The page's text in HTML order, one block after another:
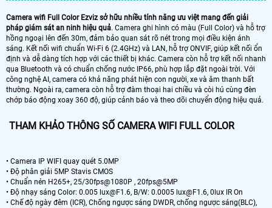
Camera wifi Full Color Ezviz sở hữu nhiều tính năng ưu việt mang đến giải
pháp giám sát an ninh hiệu quả. Camera ghi hình có màu (Full Color) và hỗ trợ
hồng ngoại lên đến 30m, đảm bảo quan sát rõ nét trong mọi điều kiện ánh
sáng. Kết nối wifi chuẩn Wi-Fi 6 (2.4GHz) và LAN, hỗ trợ ONVIF, giúp kết nối ổn
định và dễ dàng tích hợp với các thiết bị khác. Camera còn hỗ trợ kết nối nhanh
qua Bluetooth và có chuẩn chống nước IP66, phù hợp lắp đặt ngoài trời. Với
công nghệ AI, camera có khả năng phát hiện con người, xe và âm thanh bất
thường. Ngoài ra, camera còn hỗ trợ đàm thoại hai chiều và còi hú cùng đèn
chớp báo động xoay 360 độ, giúp cảnh báo và theo dõi chuyển động hiệu quả.
THAM KHẢO THÔNG SỐ CAMERA WIFI FULL COLOR
• Camera IP WIFI quay quét 5.0MP
• Độ phân giải 5MP Stavis CMOS
• Chuẩn nén H265+, 25/30fps@1080P , 20fps@5MP
• Độ nhạy sáng Color: 0.005 lux@F1.6, B/W: 0.0005 lux@F1.6, 0lux IR On
• Chế độ ngày đêm (ICR), Chống ngược sáng DWDR, chống ngược sáng(BLC),